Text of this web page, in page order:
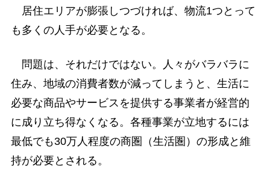
居住エリアが膨張しつづければ、物流1つとって
も多くの人手が必要となる。
問題は、それだけではない。人々がバラバラに
住み、地域の消費者数が減ってしまうと、生活に
必要な商品やサービスを提供する事業者が経営的
に成り立ち得なくなる。各種事業が立地するには
最低でも30万人程度の商圏（生活圏）の形成と維
持が必要とされる。